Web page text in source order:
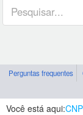
Perguntas frequentes
Você está aqui: